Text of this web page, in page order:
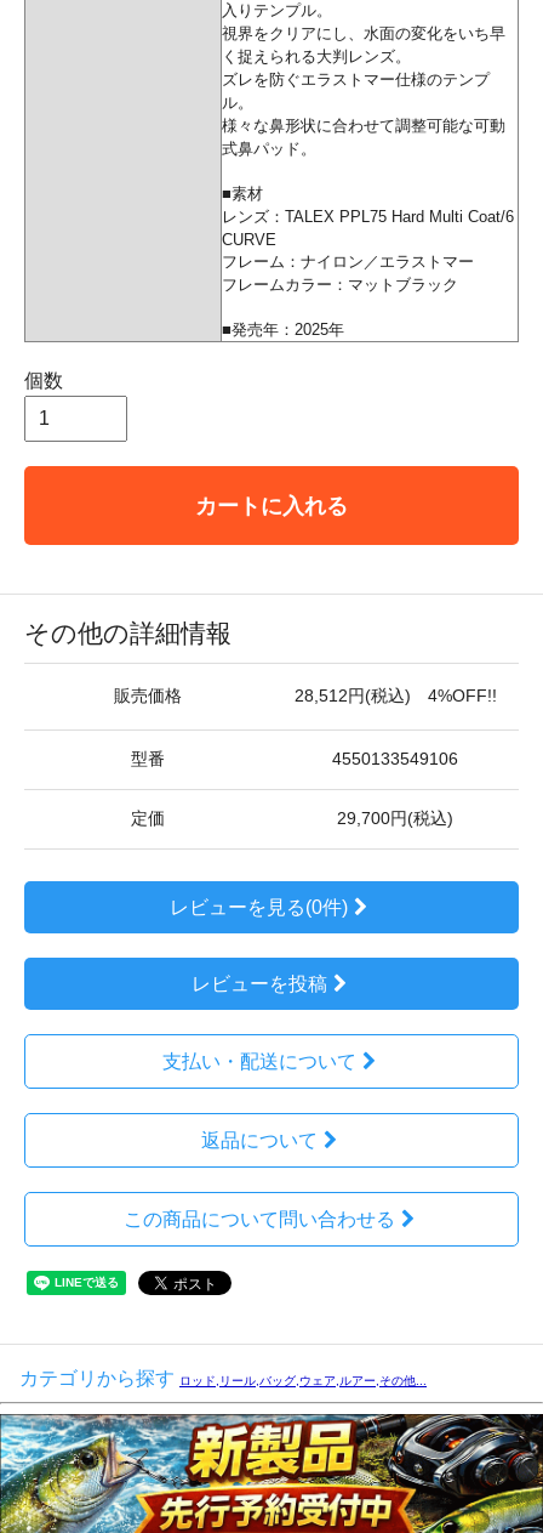
入りテンプル。
視界をクリアにし、水面の変化をいち早
く捉えられる大判レンズ。
ズレを防ぐエラストマー仕様のテンプ
ル。
様々な鼻形状に合わせて調整可能な可動
式鼻パッド。
■素材
レンズ：TALEX PPL75 Hard Multi Coat/6
CURVE
フレーム：ナイロン／エラストマー
フレームカラー：マットブラック
■発売年：2025年
個数
カートに入れる
その他の詳細情報
販売価格 28,512円(税込) 4%OFF!!
型番 4550133549106
定価 29,700円(税込)
レビューを見る(0件)
レビューを投稿
支払い・配送について
返品について
この商品について問い合わせる
カテゴリから探す ロッド,リール,バッグ,ウェア,ルアー,その他...